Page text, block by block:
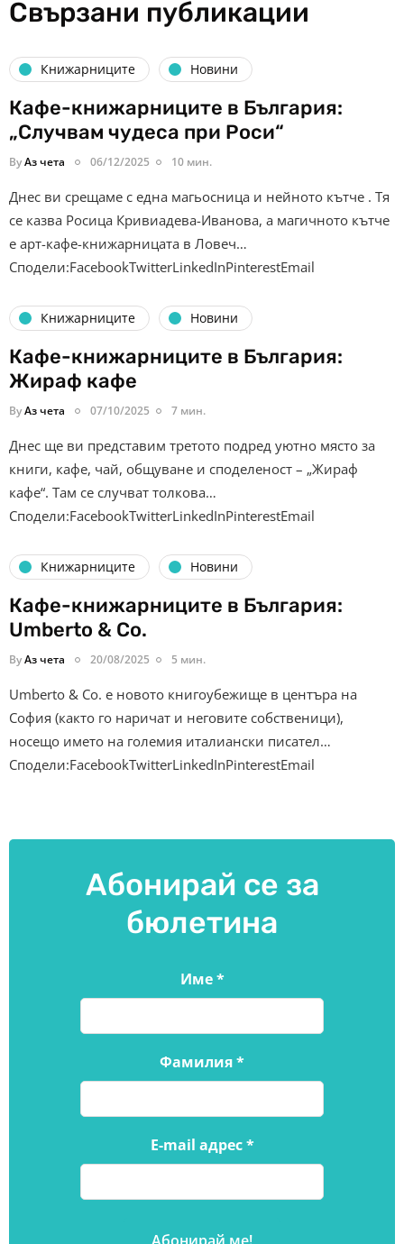
Свързани публикации
Книжарниците Новини
Кафе-книжарниците в България:
„Случвам чудеса при Роси“
ByАз чета 06/12/2025 10 мин.
Днес ви срещаме с една магьосница и нейното кътче . Тя
се казва Росица Кривиадева-Иванова, а магичното кътче
е арт-кафе-книжарницата в Ловеч…
Сподели:FacebookTwitterLinkedInPinterestEmail
Книжарниците Новини
Кафе-книжарниците в България:
Жираф кафе
ByАз чета 07/10/2025 7 мин.
Днес ще ви представим третото подред уютно място за
книги, кафе, чай, общуване и споделеност – „Жираф
кафе“. Там се случват толкова…
Сподели:FacebookTwitterLinkedInPinterestEmail
Книжарниците Новини
Кафе-книжарниците в България:
Umberto & Co.
ByАз чета 20/08/2025 5 мин.
Umberto & Co. e новото книгоубежище в центъра на
София (както го наричат и неговите собственици),
носещо името на големия италиански писател…
Сподели:FacebookTwitterLinkedInPinterestEmail
Абонирай се за
бюлетина
Име*
Фамилия*
E-mail адрес*